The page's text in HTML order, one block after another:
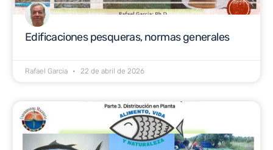
Edificaciones pesqueras, normas generales
Rafael Garcia 22 de abril de 2026